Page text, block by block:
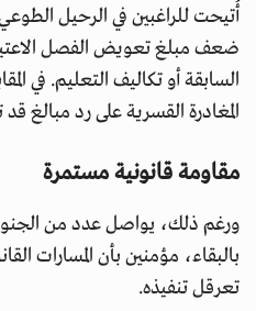
أُتيحت للراغبين في الرحيل
ضعف مبلغ تعويض الفصل
السابقة أو تكاليف التعليم. في
المغادرة القسرية على رد مبالغ قد تصل إلى
مقاومة قانونية مستمرة
ورغم ذلك، يواصل عدد من
بالبقاء، مؤمنين بأن المسارات
تعرقل تنفيذه.